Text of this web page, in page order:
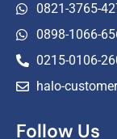
0821-3765-
0898-1066-
0215-0106-
halo-
Follow Us